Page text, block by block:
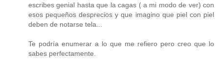
escribes genial hasta que la cagas ( a mi modo de ver) con
esos pequeños desprecios y que imagino que piel con piel
deben de notarse tela...
Te podría enumerar a lo que me refiero pero creo que lo
sabes perfectamente.